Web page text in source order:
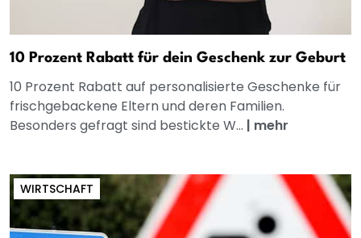
10 Prozent Rabatt für dein Geschenk zur Geburt
10 Prozent Rabatt auf personalisierte Geschenke für
frischgebackene Eltern und deren Familien.
Besonders gefragt sind bestickte W... | mehr
WIRTSCHAFT